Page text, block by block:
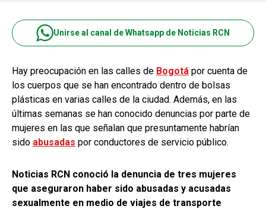
Unirse al canal de Whatsapp de Noticias RCN
Hay preocupación en las calles de Bogotá por cuenta de
los cuerpos que se han encontrado dentro de bolsas
plásticas en varias calles de la ciudad. Además, en las
últimas semanas se han conocido denuncias por parte de
mujeres en las que señalan que presuntamente habrían
sido abusadas por conductores de servicio público.
Noticias RCN conoció la denuncia de tres mujeres
que aseguraron haber sido abusadas y acusadas
sexualmente en medio de viajes de transporte